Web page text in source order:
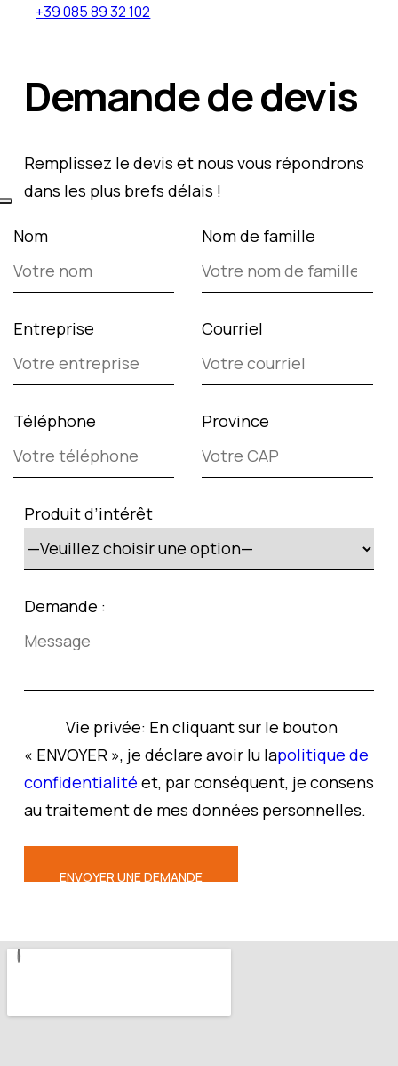
+39 085 89 32 102
Demande de devis
Remplissez le devis et nous vous répondrons
dans les plus brefs délais !
Nom Nom de famille
Entreprise Courriel
Téléphone Province
Produit d’intérêt
Demande :
Vie privée: En cliquant sur le bouton
« ENVOYER », je déclare avoir lu lapolitique de
confidentialité et, par conséquent, je consens
au traitement de mes données personnelles.